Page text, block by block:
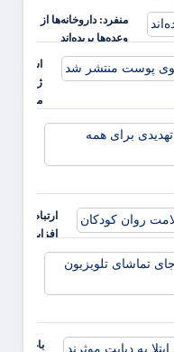
منفرد: داروخانه‌ها از
وعده‌ها بریده‌اند
اسامی
ژل‌های
مجاز
ارتباط
افزایش
دما و
کودکان
باغچه‌های